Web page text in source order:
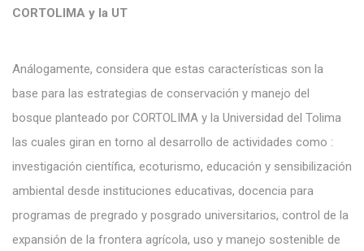
CORTOLIMA y la UT
Análogamente, considera que estas características son la
base para las estrategias de conservación y manejo del
bosque planteado por CORTOLIMA y la Universidad del Tolima
las cuales giran en torno al desarrollo de actividades como :
investigación científica, ecoturismo, educación y sensibilización
ambiental desde instituciones educativas, docencia para
programas de pregrado y posgrado universitarios, control de la
expansión de la frontera agrícola, uso y manejo sostenible de